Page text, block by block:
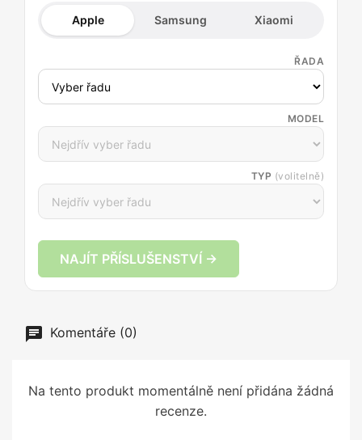
Apple Samsung Xiaomi
ŘADA
MODEL
TYP (volitelně)
NAJÍT PŘÍSLUŠENSTVÍ →
Komentáře (0)
Na tento produkt momentálně není přidána žádná
recenze.